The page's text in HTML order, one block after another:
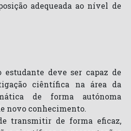
adequeada ao nível de
deve ser capaz de
ciêntífica na área da
de forma autónoma
novo conhecimento.
transmitir de forma eficaz,